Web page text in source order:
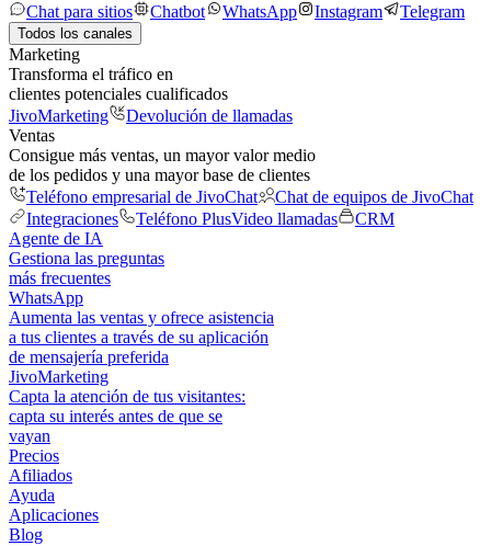
Chat para sitios
Chatbot WhatsApp Instagram Telegram
Todos los canales
Marketing
Transforma el tráfico en
clientes potenciales cualificados
JivoMarketing
Devolución de llamadas
Ventas
Consigue más ventas, un mayor valor medio
de los pedidos y una mayor base de clientes
Teléfono empresarial de JivoChat
Chat de equipos de JivoChat
Integraciones
Teléfono PlusVideo llamadas
CRM
Agente de IA
Gestiona las preguntas
más frecuentes
WhatsApp
Aumenta las ventas y ofrece asistencia
a tus clientes a través de su aplicación
de mensajería preferida
JivoMarketing
Capta la atención de tus visitantes:
capta su interés antes de que se
vayan
Precios
Afiliados
Ayuda
Aplicaciones
Blog